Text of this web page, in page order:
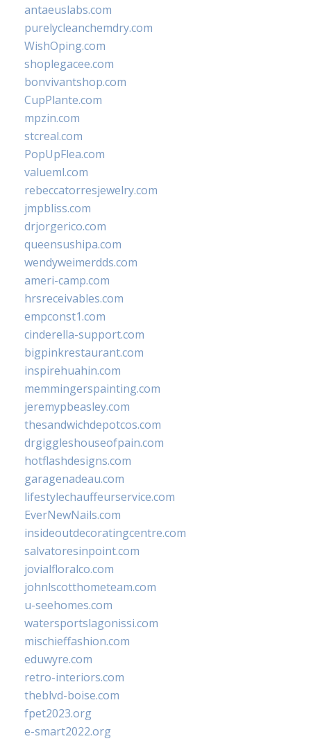
antaeuslabs.com
purelycleanchemdry.com
WishOping.com
shoplegacee.com
bonvivantshop.com
CupPlante.com
mpzin.com
stcreal.com
PopUpFlea.com
valueml.com
rebeccatorresjewelry.com
jmpbliss.com
drjorgerico.com
queensushipa.com
wendyweimerdds.com
ameri-camp.com
hrsreceivables.com
empconst1.com
cinderella-support.com
bigpinkrestaurant.com
inspirehuahin.com
memmingerspainting.com
jeremypbeasley.com
thesandwichdepotcos.com
drgiggleshouseofpain.com
hotflashdesigns.com
garagenadeau.com
lifestylechauffeurservice.com
EverNewNails.com
insideoutdecoratingcentre.com
salvatoresinpoint.com
jovialfloralco.com
johnlscotthometeam.com
u-seehomes.com
watersportslagonissi.com
mischieffashion.com
eduwyre.com
retro-interiors.com
theblvd-boise.com
fpet2023.org
e-smart2022.org